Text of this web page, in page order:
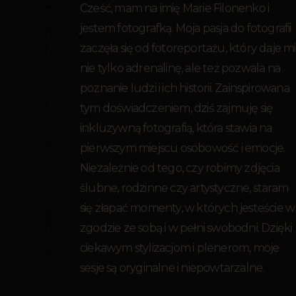
Cześć, mam na imię Marie Filonenko i
jestem fotografką. Moja pasja do fotografii
zaczęła się od fotoreportażu, który daje mi
nie tylko adrenalinę, ale też pozwala na
poznanie ludzi i ich historii. Zainspirowana
tym doświadczeniem, dziś zajmuję się
inkluzywną fotografią, która stawia na
pierwszym miejscu osobowość i emocje.
Niezależnie od tego, czy robimy zdjęcia
ślubne, rodzinne czy artystyczne, staram
się złapać momenty, w których jesteście w
zgodzie ze sobą i w pełni swobodni. Dzięki
ciekawym stylizacjom i plenerom, moje
sesje są oryginalne i niepowtarzalne.